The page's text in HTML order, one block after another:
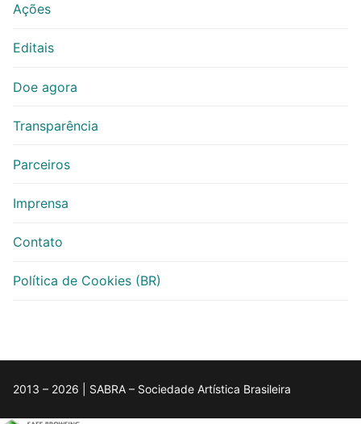
Ações
Editais
Doe agora
Transparência
Parceiros
Imprensa
Contato
Política de Cookies (BR)
2013 – 2026 | SABRA – Sociedade Artística Brasileira